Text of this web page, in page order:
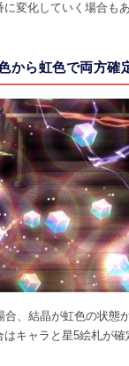
に変化していく場合も
から虹色で両方確
、結晶が虹色の状態
キャラと星5絵札が確